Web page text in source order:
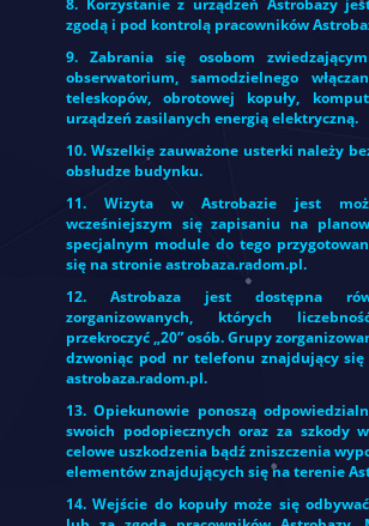
8. Korzystanie z urządzeń Astrobazy
zgodą i pod kontrolą pracowników
9. Zabrania się osobom
obserwatorium, samodzielnego
teleskopów, obrotowej kopuły,
urządzeń zasilanych energią elektryczną.
10. Wszelkie zauważone usterki należy
obsłudze budynku.
11. Wizyta w Astrobazie jest
wcześniejszym się zapisaniu na
specjalnym module do tego
się na stronie astrobaza.radom.pl.
12. Astrobaza jest dostępna
zorganizowanych, których
przekroczyć „20” osób. Grupy
dzwoniąc pod nr telefonu znajdujący się
astrobaza.radom.pl.
13. Opiekunowie ponoszą
swoich podopiecznych oraz za szkody
celowe uszkodzenia bądź zniszczenia
elementów znajdujących się na terenie
14. Wejście do kopuły może się